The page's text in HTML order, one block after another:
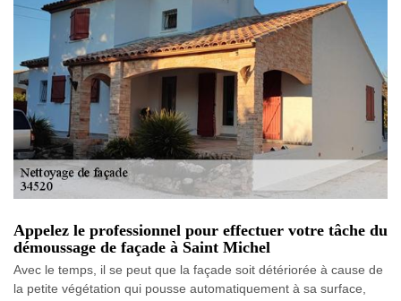
Appelez le professionnel pour effectuer votre tâche du
démoussage de façade à Saint Michel
Avec le temps, il se peut que la façade soit détériorée à cause de
la petite végétation qui pousse automatiquement à sa surface,